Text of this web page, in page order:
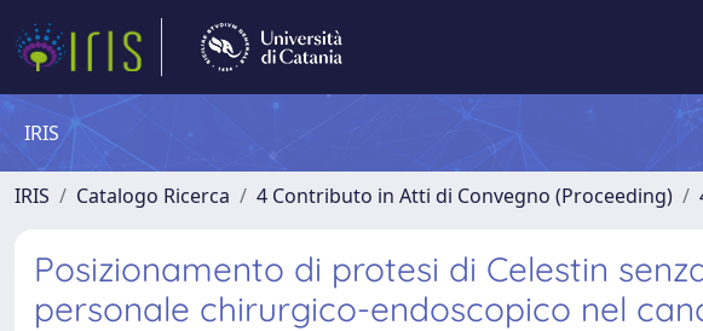
IRIS
IRIS Catalogo Ricerca 4 Contributo in Atti di Convegno (Proceeding)
Posizionamento di protesi di Celestin
personale chirurgico-endoscopico nel